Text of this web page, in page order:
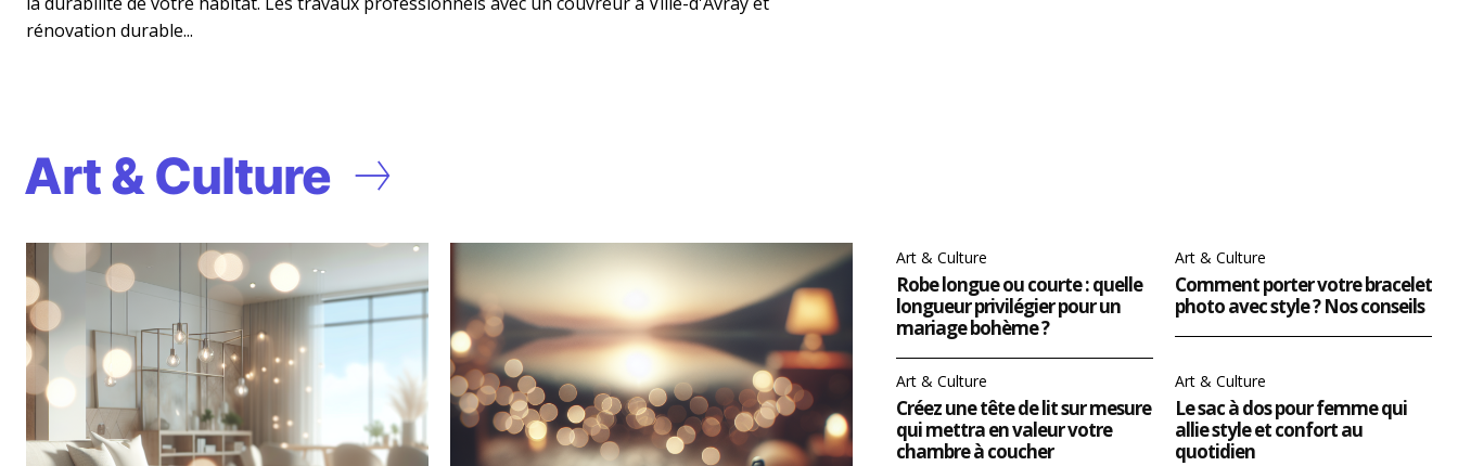
rénovation durable...
Art & Culture
Art & Culture
Robe longue ou courte : quelle
longueur privilégier pour un
mariage bohème ?
Art & Culture
Comment porter votre bracelet
photo avec style ? Nos conseils
Art & Culture
Créez une tête de lit sur mesure
qui mettra en valeur votre
chambre à coucher
Art & Culture
Le sac à dos pour femme qui
allie style et confort au
quotidien